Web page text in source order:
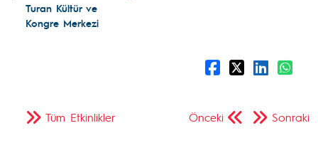
Turan Kültür ve
Kongre Merkezi
Önceki Sonraki
Tüm Etkinlikler